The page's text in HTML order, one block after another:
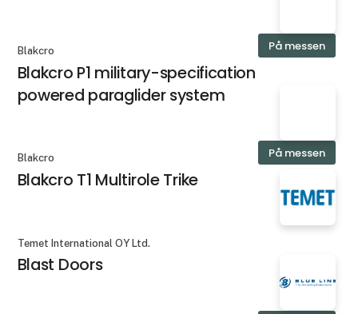
På messen
Blakcro
Blakcro P1 military-specification
powered paraglider system
På messen
Blakcro
Blakcro T1 Multirole Trike
Temet International OY Ltd.
Blast Doors